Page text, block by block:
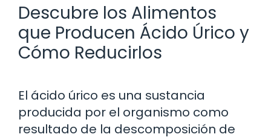
Descubre los Alimentos
que Producen Ácido Úrico y
Cómo Reducirlos
El ácido úrico es una sustancia
producida por el organismo como
resultado de la descomposición de